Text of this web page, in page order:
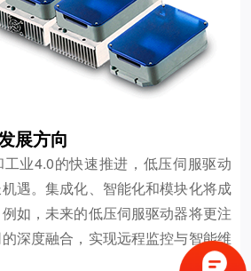
展方向
业4.0的快速推进，低压伺服驱动
遇。集成化、智能化和模块化将成
如，未来的低压伺服驱动器将更注
深度融合，实现远程监控与智能维